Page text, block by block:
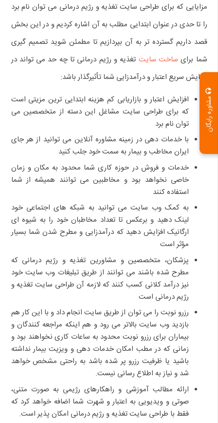
مشاوره رایگان
مزایایی که برای طراحی سایت تغذیه و رژیم درمانی می توان نام برد
را تا حدی در عنوان ابتدایی مطلب به آن اشاره کردیم و در این بخش
قصد داریم گسترده تر به آن بپردازیم تا مطمئن شوید تصمیم گیری
شما برای ساخت سایت تغذیه و رژیم درمانی تا چه حد می تواند در
افزایش سریع اعتبار و درآمدزایی شما تأثیرگذار باشد:
افزایش اعتبار و بازاریابی کم هزینه ابتدایی ترین مزیتی است
که برای طراحی سایت مشاغل این دسته از متخصصین می
توان نام برد
با خدمات دهی در زمینه مشاوره آنلاین می توانید از هر جای
ایران مخاطب و بیمار به سمت خود جلب کنید
خدمات و فروش در حوزه کاری شما محدود به مکان و زمان
خاصی نخواهد بود و مخاطبین می توانند همیشه از شما
استفاده کنند
به کمک وب سایت می توانید به شبکه های اجتماعی خود
لینک دهید و برعکس تا تعداد مخاطبان خود را به شیوه ای
ارگانیک افزایش دهید که درآمدزایی و مطرح شدن شما بسیار
مؤثر است
پزشکان، متخصصین و مشاورین تغذیه و رژیم درمانی که
مطرح شده باشند می توانند از طریق تبلیغات وب سایت خود
نیز درآمد کلانی کسب کنند که لازمه آن طراحی سایت تغذیه و
رژیم درمانی است
رزرو نوبت را می توان از طریق سایت انجام داد و با این کار هم
بازدید وب سایت بالاتر می رود و هم اینکه مراجعه کنندگان و
بیماران برای رزرو نوبت محدود به ساعات کاری نخواهند بود و
زمانی که در مطب امکان خدمات دهی و ویزیت بیمار نداشته
باشید یا ظرفیت رزرو پر شده باشد به راحتی مشخص خواهد
شد و نیاز به اطلاع رسانی نیست.
ارائه مطالب آموزشی و راهکارهای رژیمی به صورت متنی،
صوتی و ویدیویی به اعتبار و شهرت شما اضافه خواهد کرد که
فقط با طراحی سایت تغذیه و رژیم درمانی امکان پذیر است.